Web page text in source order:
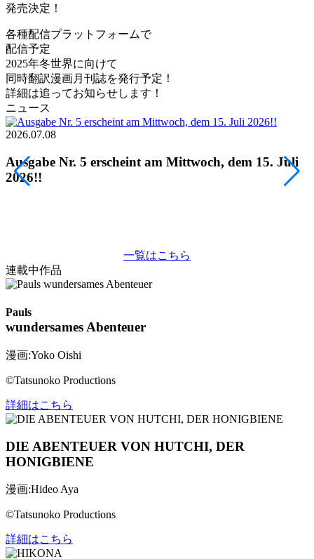
発売決定！
各種配信プラットフォームで
配信予定
2025年冬世界に向けて
同時翻訳漫画月刊誌を発行予定！
詳細は追ってお知らせします！
ニュース
2026.07.08
Ausgabe Nr. 5 erscheint am Mittwoch, dem 15. Juli
2026!!
一覧はこちら
連載中作品
Pauls
wundersames Abenteuer
漫画:Yoko Oishi
©Tatsunoko Productions
詳細はこちら
DIE ABENTEUER VON HUTCHI, DER
HONIGBIENE
漫画:Hideo Aya
©Tatsunoko Productions
詳細はこちら